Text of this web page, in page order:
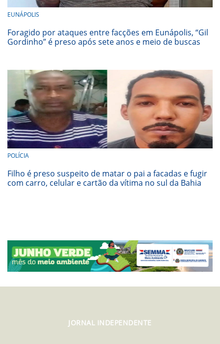
EUNÁPOLIS
Foragido por ataques entre facções em Eunápolis, “Gil
Gordinho” é preso após sete anos e meio de buscas
POLÍCIA
Filho é preso suspeito de matar o pai a facadas e fugir
com carro, celular e cartão da vítima no sul da Bahia
JORNAL INDEPENDENTE